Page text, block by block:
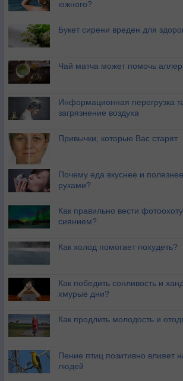
южного?
Букет сирени вреден для
Чай матча может помочь
Информационная перегрузка
загрязнение воздуха
Привычки, которые Вас старят
Почему еда вкуснее и
руками?
Как правильно вести
сиянием?
Как холод помогает похудеть?
Как победить сонливость и
хмурые дни?
Как продлить молодость и
Пение птиц позитивно влияет
людей